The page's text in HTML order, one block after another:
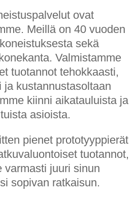
ovat
Meillä on 40 vuoden
sekä
Valmistamme
tuotannot tehokkaasti,
ja kustannustasoltaan
kiinni aikatauluista ja
asioista.
pienet prototyyppierät
tuotannot,
varmasti juuri sinun
sopivan ratkaisun.